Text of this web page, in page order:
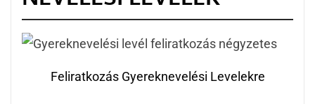
Feliratkozás Gyereknevelési Levelekre